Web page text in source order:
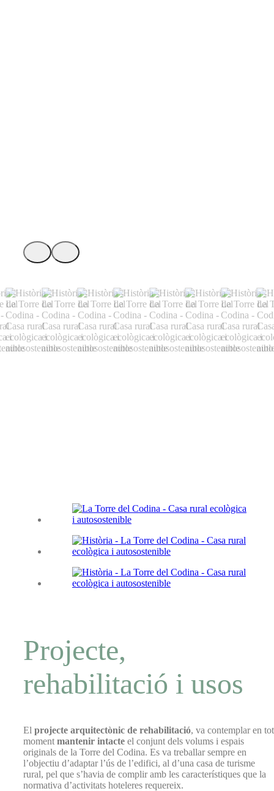
Projecte,
rehabilitació i usos
El projecte arquitectònic de rehabilitació, va contemplar en tot
moment mantenir intacte el conjunt dels volums i espais
originals de la Torre del Codina. Es va treballar sempre en
l’objectiu d’adaptar l’ús de l’edifici, al d’una casa de turisme
rural, pel que s’havia de complir amb les característiques que la
normativa d’activitats hoteleres requereix.